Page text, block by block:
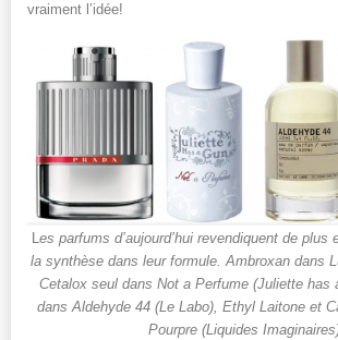
vraiment l’idée!
Les parfums d’aujourd’hui revendiquent de plus
la synthèse dans leur formule. Ambroxan dans
Cetalox seul dans Not a Perfume (Juliette has
dans Aldehyde 44 (Le Labo), Ethyl Laitone et
Pourpre (Liquides